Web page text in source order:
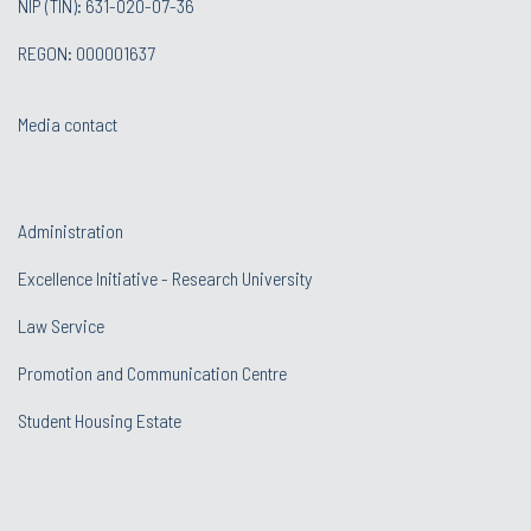
NIP (TIN): 631-020-07-36
REGON: 000001637
Media contact
Administration
Excellence Initiative - Research University
Law Service
Promotion and Communication Centre
Student Housing Estate